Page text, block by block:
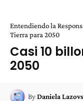
Entendiendo la
Tierra para 2050
Casi 10
2050
ByDaniela